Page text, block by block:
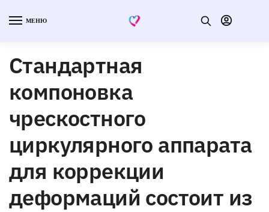
МЕНЮ
Стандартная
компоновка
чрескостного
циркулярного аппарата
для коррекции
деформаций состоит из